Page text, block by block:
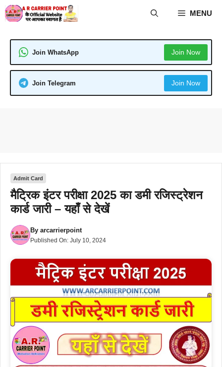
Skip
to
MENU
Join WhatsApp Join Now
Join Telegram Join Now
Admit Card
मैट्रिक इंटर परीक्षा 2025 का डमी रजिस्ट्रेशन
कार्ड जारी – यहाँ से देखें
By arcarrierpoint
Published On: July 10, 2024